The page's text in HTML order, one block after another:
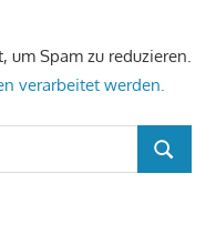
um Spam zu reduzieren.
verarbeitet werden.
SUCHEN